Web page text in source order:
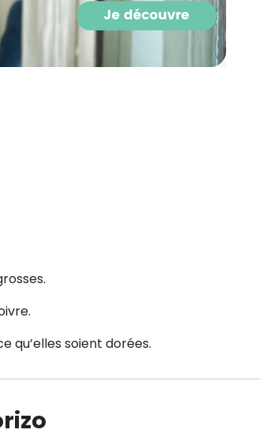
qu’elles soient dorées.
Votre adresse email sera utilisée par Digital Prisma
envoyer votre newsletter contenant des offres
personnalisées. Vous pourrez vous désinscrire en
désabonnement intégré dans la newsletter. Pour en
exercer vos droits, prenez connaissance de notre